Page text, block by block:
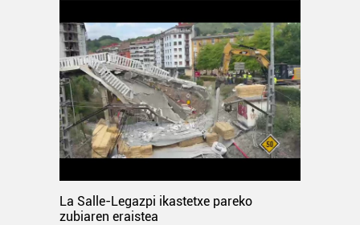
La Salle-Legazpi ikastetxe pareko
zubiaren eraistea